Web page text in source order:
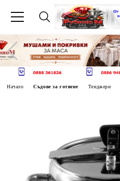
Начало Съдове за готвене Тенджери